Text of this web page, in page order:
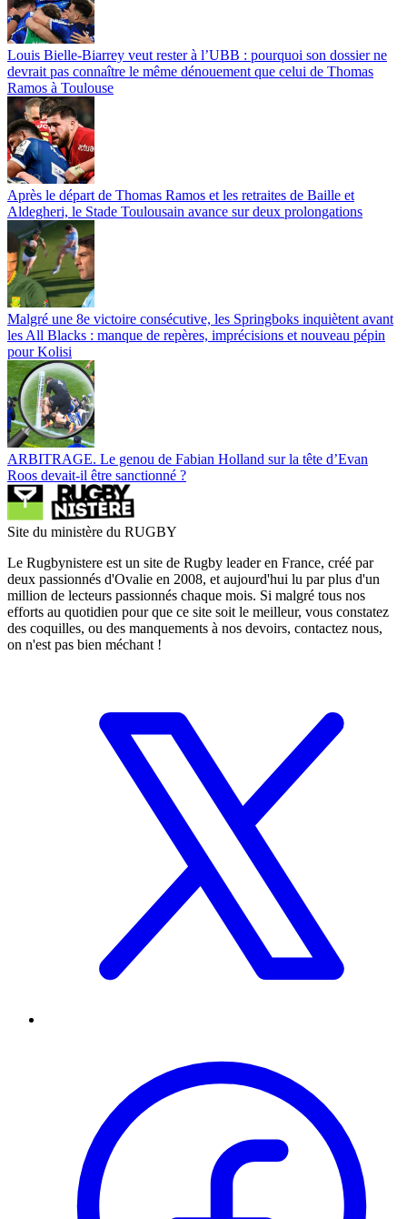
Louis Bielle-Biarrey veut rester à l’UBB : pourquoi son dossier ne
devrait pas connaître le même dénouement que celui de Thomas
Ramos à Toulouse
Après le départ de Thomas Ramos et les retraites de Baille et
Aldegheri, le Stade Toulousain avance sur deux prolongations
Malgré une 8e victoire consécutive, les Springboks inquiètent avant
les All Blacks : manque de repères, imprécisions et nouveau pépin
pour Kolisi
ARBITRAGE. Le genou de Fabian Holland sur la tête d’Evan
Roos devait-il être sanctionné ?
Site du ministère du RUGBY
Le Rugbynistere est un site de Rugby leader en France, créé par
deux passionnés d'Ovalie en 2008, et aujourd'hui lu par plus d'un
million de lecteurs passionnés chaque mois. Si malgré tous nos
efforts au quotidien pour que ce site soit le meilleur, vous constatez
des coquilles, ou des manquements à nos devoirs, contactez nous,
on n'est pas bien méchant !